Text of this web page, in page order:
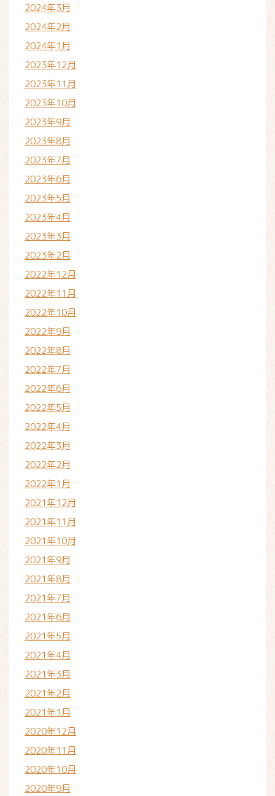
2024年3月
2024年2月
2024年1月
2023年12月
2023年11月
2023年10月
2023年9月
2023年8月
2023年7月
2023年6月
2023年5月
2023年4月
2023年3月
2023年2月
2022年12月
2022年11月
2022年10月
2022年9月
2022年8月
2022年7月
2022年6月
2022年5月
2022年4月
2022年3月
2022年2月
2022年1月
2021年12月
2021年11月
2021年10月
2021年9月
2021年8月
2021年7月
2021年6月
2021年5月
2021年4月
2021年3月
2021年2月
2021年1月
2020年12月
2020年11月
2020年10月
2020年9月